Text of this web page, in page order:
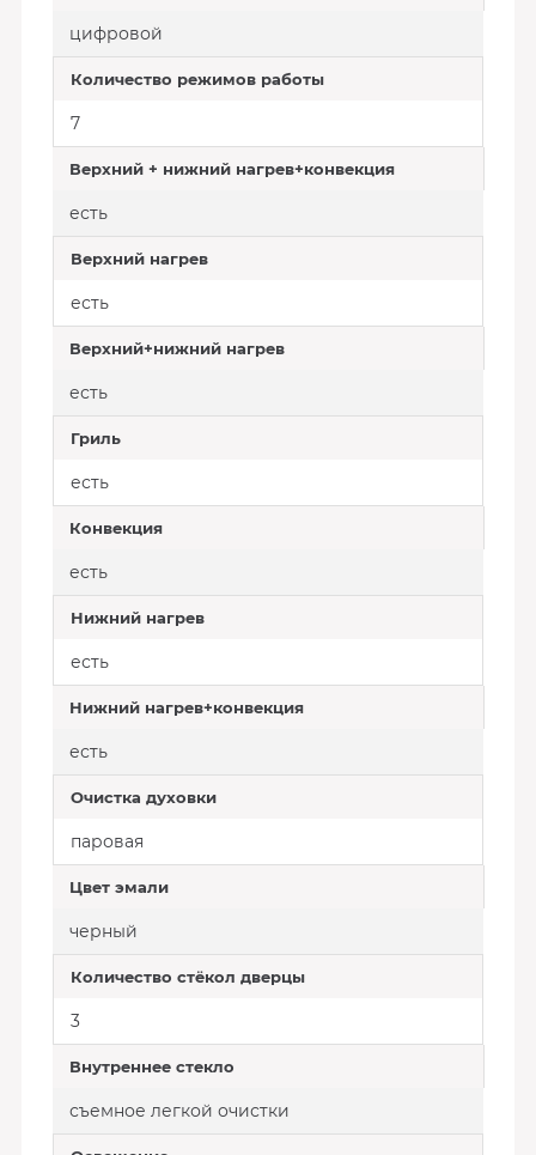
цифровой
Количество режимов работы
7
Верхний + нижний нагрев+конвекция
есть
Верхний нагрев
есть
Верхний+нижний нагрев
есть
Гриль
есть
Конвекция
есть
Нижний нагрев
есть
Нижний нагрев+конвекция
есть
Очистка духовки
паровая
Цвет эмали
черный
Количество стёкол дверцы
3
Внутреннее стекло
съемное легкой очистки